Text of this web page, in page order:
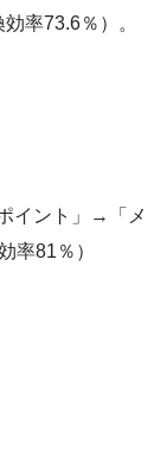
率73.6％）。
イント」→「メ
率81％）